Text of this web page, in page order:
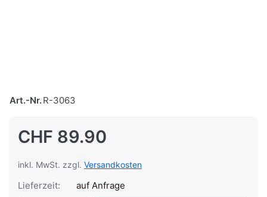
Art.-Nr.R-3063
CHF 89.90
inkl. MwSt. zzgl. Versandkosten
Lieferzeit: auf Anfrage